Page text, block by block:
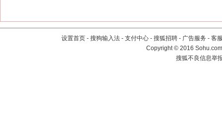
设置首页 - 搜狗输入法 - 支付中心 - 搜狐招聘 - 广告服务 - 客
Copyright©2016
搜狐不良信息举